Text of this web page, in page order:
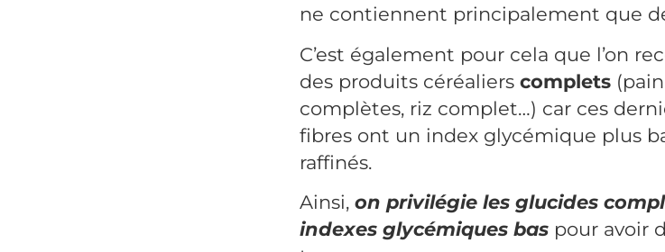
ne contiennent principalement que
C’est également pour cela que l’on
des produits céréaliers complets(pain
complètes, riz complet…) car ces
fibres ont un index glycémique plus
raffinés.
Ainsi, on privilégie les glucides
indexes glycémiques baspour avoir